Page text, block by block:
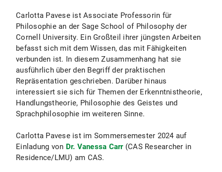
Carlotta Pavese ist Associate Professorin für
Philosophie an der Sage School of Philosophy der
Cornell University. Ein Großteil ihrer jüngsten Arbeiten
befasst sich mit dem Wissen, das mit Fähigkeiten
verbunden ist. In diesem Zusammenhang hat sie
ausführlich über den Begriff der praktischen
Repräsentation geschrieben. Darüber hinaus
interessiert sie sich für Themen der Erkenntnistheorie,
Handlungstheorie, Philosophie des Geistes und
Sprachphilosophie im weiteren Sinne.
Carlotta Pavese ist im Sommersemester 2024 auf
Einladung von Dr. Vanessa Carr (CAS Researcher in
Residence/LMU) am CAS.